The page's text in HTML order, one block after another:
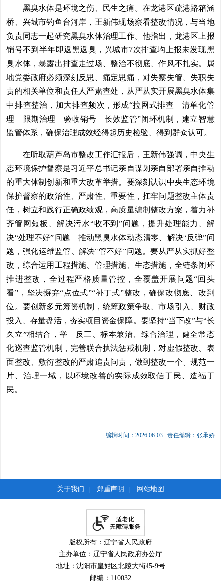
黑臭水体是环境之伤、民生之痛。在龙港区疏港路箱涵
桥、兴城市钓鱼台河岸，王新伟现场察看整改情况，与当地
负责同志一起研究黑臭水体治理工作。他指出，龙港区上报
销号不到半年即返黑返臭，兴城市7次排查均上报未发现黑
臭水体，暴露出排查走过场、整治不彻底、作风不扎实。属
地党委政府必须深刻反思、痛定思痛，对失察失管、失职失
责的相关单位和责任人严肃查处，从严从实开展黑臭水体集
中排查整治，加大排查频次，形成“拉网式排查—清单化管
理—限期治理—验收销号—长效监管”闭环机制，建立智慧
监管体系，确保治理成效经得起历史检验、得到群众认可。
在听取葫芦岛市整改工作汇报后，王新伟强调，中央生
态环境保护督察是习近平总书记亲自谋划亲自部署亲自推动
的重大体制创新和重大改革举措。要深刻认识中央生态环境
保护督察的政治性、严肃性、重要性，扛牢问题整改主体责
任，树立和践行正确政绩观，高质量编制整改方案，着力补
齐管网短板、解决污水“收不到”问题，提升处理能力、解
决“处理不好”问题，推动黑臭水体动态清零、解决“反弹”问
题，强化运维监管、解决“管不好”问题。要从严从实抓好整
改，综合运用工程措施、管理措施、生态措施，全链条闭环
推进整改，全过程严格质量管控，全覆盖开展问题“回头
看”，坚决摒弃“点位式”“补丁式”整改，确保改彻底、改到
位。要创新多元筹资机制，统筹政策争取、市场引入、财政
投入、存量盘活，夯实项目资金保障。要坚持“当下改”与“长
久立”相结合，举一反三、标本兼治、综合治理，健全常态
化巡查监管机制，完善联合执法惩戒机制，对虚假整改、表
面整改、敷衍整改的严肃追责问责，做到整改一个、规范一
片、治理一域，以环境改善的实际成效取信于民、造福于
民。
编辑时间：2026-06-03 责任编辑：张承娇
关于我们 | 郑重声明 | 网站地图
版权所有：辽宁省人民政府
主办单位：辽宁省人民政府办公厅
地址：沈阳市皇姑区北陵大街45-9号
邮编：110032